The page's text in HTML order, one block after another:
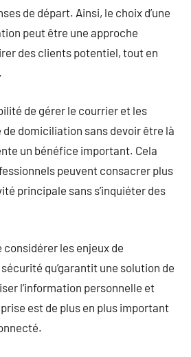
de départ. Ainsi, le choix d’une
peut être une approche
des clients potentiel, tout en
de gérer le courrier et les
de domiciliation sans devoir être là
un bénéfice important. Cela
peuvent consacrer plus
principale sans s’inquiéter des
considérer les enjeux de
qu’garantit une solution de
l’information personnelle et
est de plus en plus important